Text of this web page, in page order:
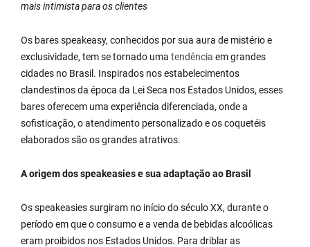
mais intimista para os clientes
Os bares speakeasy, conhecidos por sua aura de mistério e
exclusividade, tem se tornado uma tendência em grandes
cidades no Brasil. Inspirados nos estabelecimentos
clandestinos da época da Lei Seca nos Estados Unidos, esses
bares oferecem uma experiência diferenciada, onde a
sofisticação, o atendimento personalizado e os coquetéis
elaborados são os grandes atrativos.
A origem dos speakeasies e sua adaptação ao Brasil
Os speakeasies surgiram no início do século XX, durante o
período em que o consumo e a venda de bebidas alcoólicas
eram proibidos nos Estados Unidos. Para driblar as